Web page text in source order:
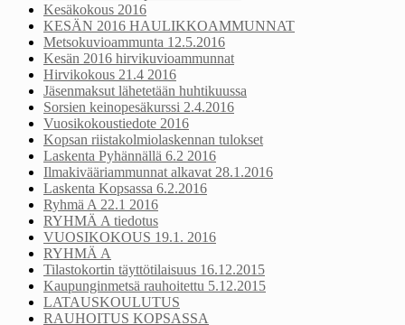
Kesäkokous 2016
KESÄN 2016 HAULIKKOAMMUNNAT
Metsokuvioammunta 12.5.2016
Kesän 2016 hirvikuvioammunnat
Hirvikokous 21.4 2016
Jäsenmaksut lähetetään huhtikuussa
Sorsien keinopesäkurssi 2.4.2016
Vuosikokoustiedote 2016
Kopsan riistakolmiolaskennan tulokset
Laskenta Pyhännällä 6.2 2016
Ilmakivääriammunnat alkavat 28.1.2016
Laskenta Kopsassa 6.2.2016
Ryhmä A 22.1 2016
RYHMÄ A tiedotus
VUOSIKOKOUS 19.1. 2016
RYHMÄ A
Tilastokortin täyttötilaisuus 16.12.2015
Kaupunginmetsä rauhoitettu 5.12.2015
LATAUSKOULUTUS
RAUHOITUS KOPSASSA